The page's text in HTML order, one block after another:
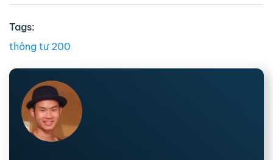
Tags:
thông tư 200